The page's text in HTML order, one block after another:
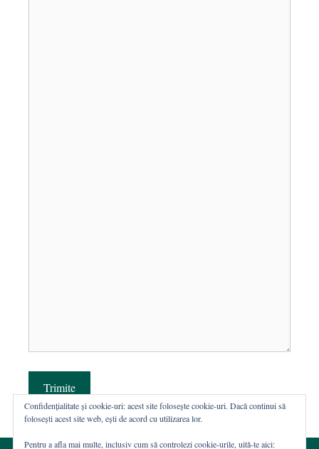
Trimite
Confidențialitate și cookie-uri: acest site folosește cookie-uri. Dacă continui să
folosești acest site web, ești de acord cu utilizarea lor.
Pentru a afla mai multe, inclusiv cum să controlezi cookie-urile, uită-te aici: